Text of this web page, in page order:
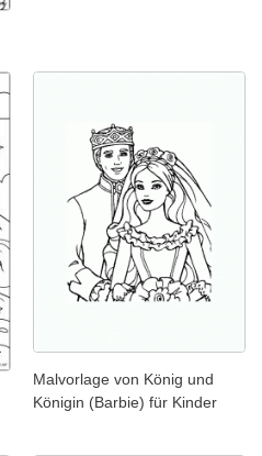
Malvorlage von König und
Königin (Barbie) für Kinder